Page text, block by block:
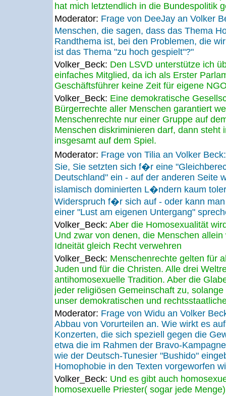
hat mich letztendlich in die Bundespolitik
Moderator: Frage von DeeJay an Volker
Menschen, die sagen, dass das Thema
Randthema ist, bei den Problemen, die
ist das Thema "zu hoch gespielt"?"
Volker_Beck: Den LSVD unterstütze ich
einfaches Mitglied, da ich als Erster
Geschäftsführer keine Zeit für eigene
Volker_Beck: Eine demokratische
Bürgerrechte aller Menschen garantiert
Menschenrechte nur einer Gruppe auf
Menschen diskriminieren darf, dann steht
insgesamt auf dem Spiel.
Moderator: Frage von Tilia an Volker
Sie, Sie setzten sich f�r eine
Deutschland" ein - auf der anderen Seite
islamisch dominierten L�ndern kaum
Widerspruch f�r sich auf - oder kann
einer "Lust am eigenen Untergang"
Volker_Beck: Aber die Homosexualität
Und zwar von denen, die Menschen
Idneität gleich Recht verwehren
Volker_Beck: Menschenrechte gelten für
Juden und für die Christen. Alle drei
antihomosexuelle Tradition. Aber die
jeder religiösen Gemeinschaft zu,
unser demokratischen und
Moderator: Frage von Widu an Volker
Abbau von Vorurteilen an. Wie wirkt es
Konzerten, die sich speziell gegen die
etwa die im Rahmen der Bravo-
wie der Deutsch-Tunesier "Bushido"
Homophobie in den Texten vorgeworfen
Volker_Beck: Und es gibt auch
homosexuelle Priester( sogar jede Menge)